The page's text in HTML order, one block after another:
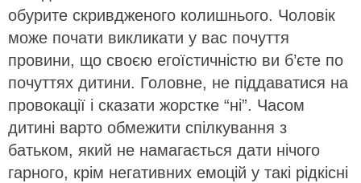
обурите скривдженого колишнього. Чоловік
може почати викликати у вас почуття
провини, що своєю егоїстичністю ви б’єте по
почуттях дитини. Головне, не піддаватися на
провокації і сказати жорстке “ні”. Часом
дитині варто обмежити спілкування з
батьком, який не намагається дати нічого
гарного, крім негативних емоцій у такі рідкісні